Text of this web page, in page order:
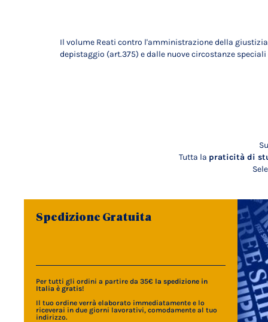
Il volume Reati contro l'amministrazione della
depistaggio (art.375) e dalle nuove circostanze
Tutta la praticità di
Spedizione Gratuita
Per tutti gli ordini a partire da 35€ la spedizione in
Italia è gratis!
Il tuo ordine verrà elaborato immediatamente e lo
riceverai in due giorni lavorativi, comodamente al tuo
indirizzo.